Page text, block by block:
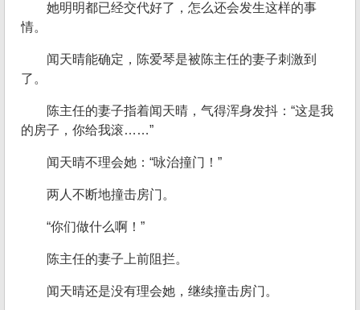
她明明都已经交代好了，怎么还会发生这样的事
情。
闻天晴能确定，陈爱琴是被陈主任的妻子刺激到
了。
陈主任的妻子指着闻天晴，气得浑身发抖：“这是我
的房子，你给我滚……”
闻天晴不理会她：“咏治撞门！”
两人不断地撞击房门。
“你们做什么啊！”
陈主任的妻子上前阻拦。
闻天晴还是没有理会她，继续撞击房门。